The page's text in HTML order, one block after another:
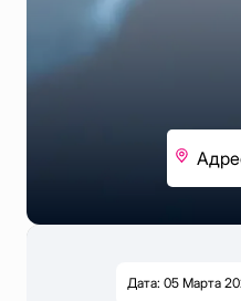
Дата: 05 Марта